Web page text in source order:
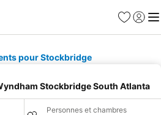
Favoris
Se
pour Stockbridge
Stockbridge South Atlanta
Personnes et chambres